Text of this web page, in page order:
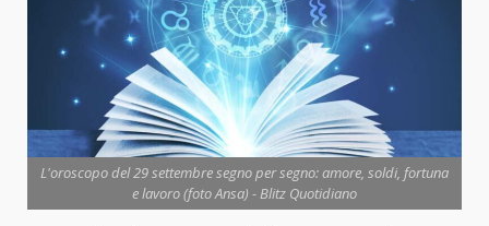
L'oroscopo del 29 settembre segno per segno: amore, soldi, fortuna
e lavoro (foto Ansa) - Blitz Quotidiano